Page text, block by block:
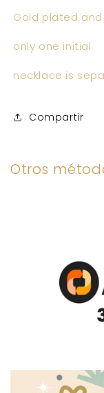
Gold plated
only one initial
necklace is
Compartir
Otros